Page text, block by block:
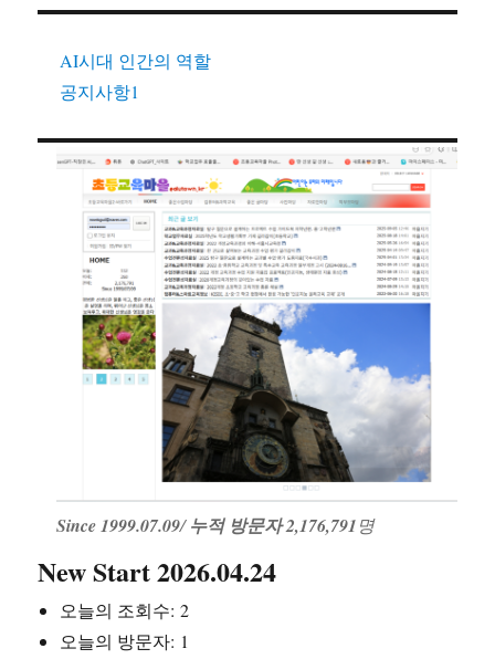
AI시대 인간의 역할
공지사항1
Since 1999.07.09/누적 방문자 2,176,791명
New Start 2026.04.24
오늘의 조회수:2
오늘의 방문자: 1